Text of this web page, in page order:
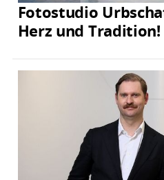
Fotostudio
Herz und Tradition!